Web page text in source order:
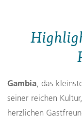
Gambia, das
seiner reichen
herzlichen